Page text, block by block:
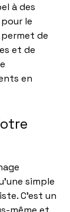
à des
le
permet de
et de
en
simple
C'est un